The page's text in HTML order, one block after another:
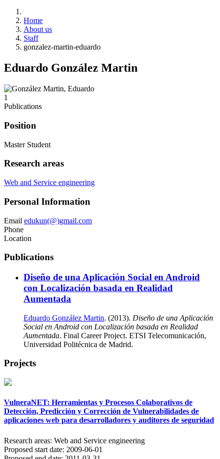
Home
About us
Staff
gonzalez-martin-eduardo
Eduardo González Martin
1
Publications
Position
Master Student
Research areas
Web and Service engineering
Personal Information
Email edukun(@)gmail.com
Phone
Location
Publications
Diseño de una Aplicación Social en Android
con Localización basada en Realidad
Aumentada
Eduardo González Martin. (2013). Diseño de una Aplicación
Social en Android con Localización basada en Realidad
Aumentada. Final Career Project. ETSI Telecomunicación,
Universidad Politécnica de Madrid.
Projects
VulneraNET: Herramientas y Procesos Colaborativos de
Detección, Predicción y Corrección de Vulnerabilidades de
aplicaciones web para desarrolladores y auditores de seguridad
Research areas: Web and Service engineering
Proposed start date: 2009-06-01